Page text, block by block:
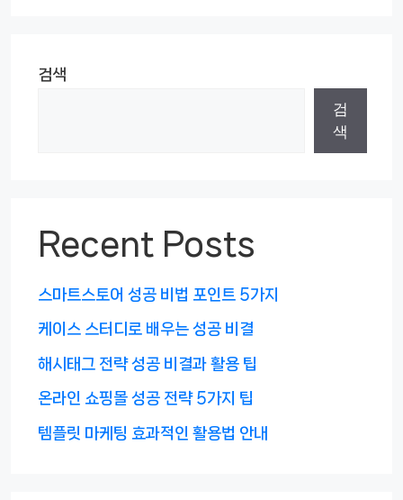
검색
검
색
Recent Posts
스마트스토어 성공 비법 포인트 5가지
케이스 스터디로 배우는 성공 비결
해시태그 전략 성공 비결과 활용 팁
온라인 쇼핑몰 성공 전략 5가지 팁
템플릿 마케팅 효과적인 활용법 안내